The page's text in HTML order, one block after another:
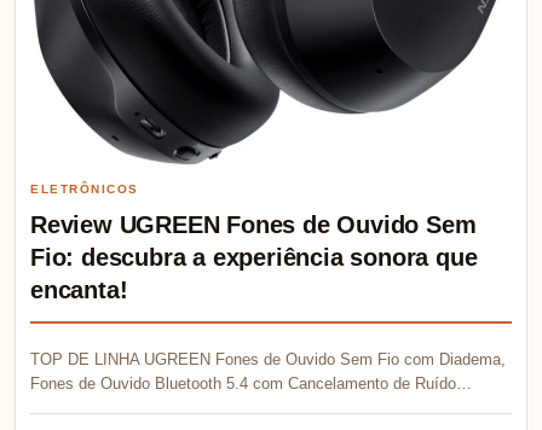
ELETRÔNICOS
Review UGREEN Fones de Ouvido Sem
Fio: descubra a experiência sonora que
encanta!
TOP DE LINHA UGREEN Fones de Ouvido Sem Fio com Diadema,
Fones de Ouvido Bluetooth 5.4 com Cancelamento de Ruído…